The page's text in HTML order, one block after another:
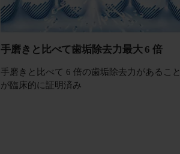
手磨きと比べて歯垢除去力最大 6 倍
手磨きと比べて 6 倍の歯垢除去力があること
が臨床的に証明済み